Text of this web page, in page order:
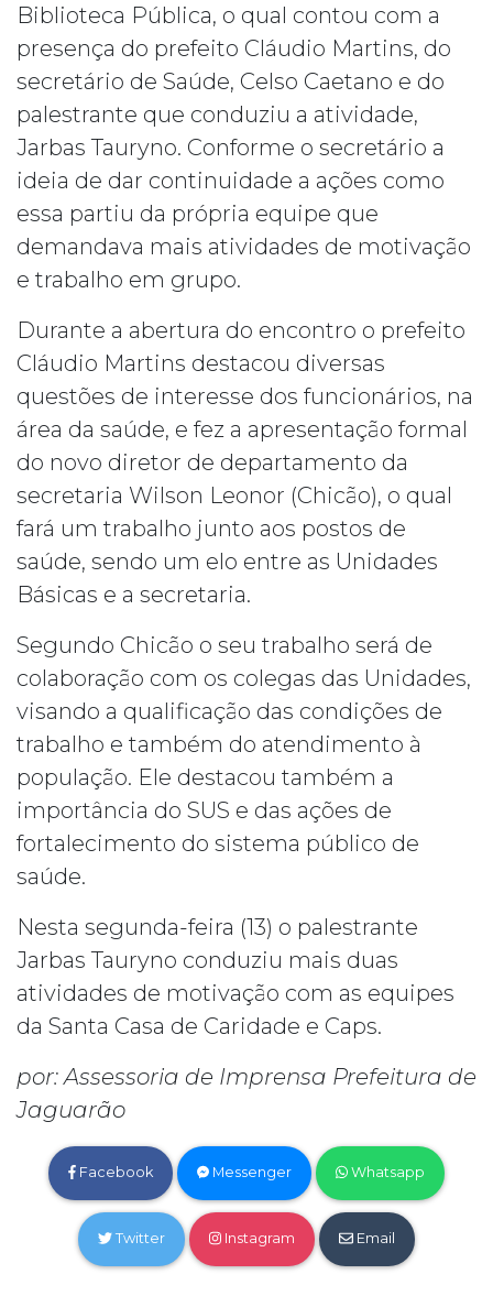
Biblioteca Pública, o qual contou com a
presença do prefeito Cláudio Martins, do
secretário de Saúde, Celso Caetano e do
palestrante que conduziu a atividade,
Jarbas Tauryno. Conforme o secretário a
ideia de dar continuidade a ações como
essa partiu da própria equipe que
demandava mais atividades de motivação
e trabalho em grupo.
Durante a abertura do encontro o prefeito
Cláudio Martins destacou diversas
questões de interesse dos funcionários, na
área da saúde, e fez a apresentação formal
do novo diretor de departamento da
secretaria Wilson Leonor (Chicão), o qual
fará um trabalho junto aos postos de
saúde, sendo um elo entre as Unidades
Básicas e a secretaria.
Segundo Chicão o seu trabalho será de
colaboração com os colegas das Unidades,
visando a qualificação das condições de
trabalho e também do atendimento à
população. Ele destacou também a
importância do SUS e das ações de
fortalecimento do sistema público de
saúde.
Nesta segunda-feira (13) o palestrante
Jarbas Tauryno conduziu mais duas
atividades de motivação com as equipes
da Santa Casa de Caridade e Caps.
por: Assessoria de Imprensa Prefeitura de
Jaguarão
Facebook Messenger Whatsapp
Twitter Instagram Email